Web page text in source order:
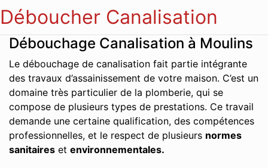
Déboucher Canalisation
Débouchage Canalisation à Moulins
Le débouchage de canalisation fait partie intégrante
des travaux d’assainissement de votre maison. C’est un
domaine très particulier de la plomberie, qui se
compose de plusieurs types de prestations. Ce travail
demande une certaine qualification, des compétences
professionnelles, et le respect de plusieurs normes
sanitaires et environnementales.